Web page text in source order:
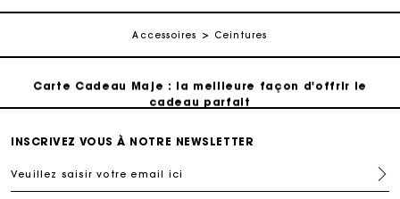
Accessoires Ceintures
Suivi de commande
Carte Cadeau Maje : la meilleure façon d'offrir le
cadeau parfait
Livraison à domicile offerte sous 2 à 3 jours ouvrés.
Paiement en 4x fois sans frais
INSCRIVEZ VOUS À NOTRE NEWSLETTER
Veuillez saisir votre email ici